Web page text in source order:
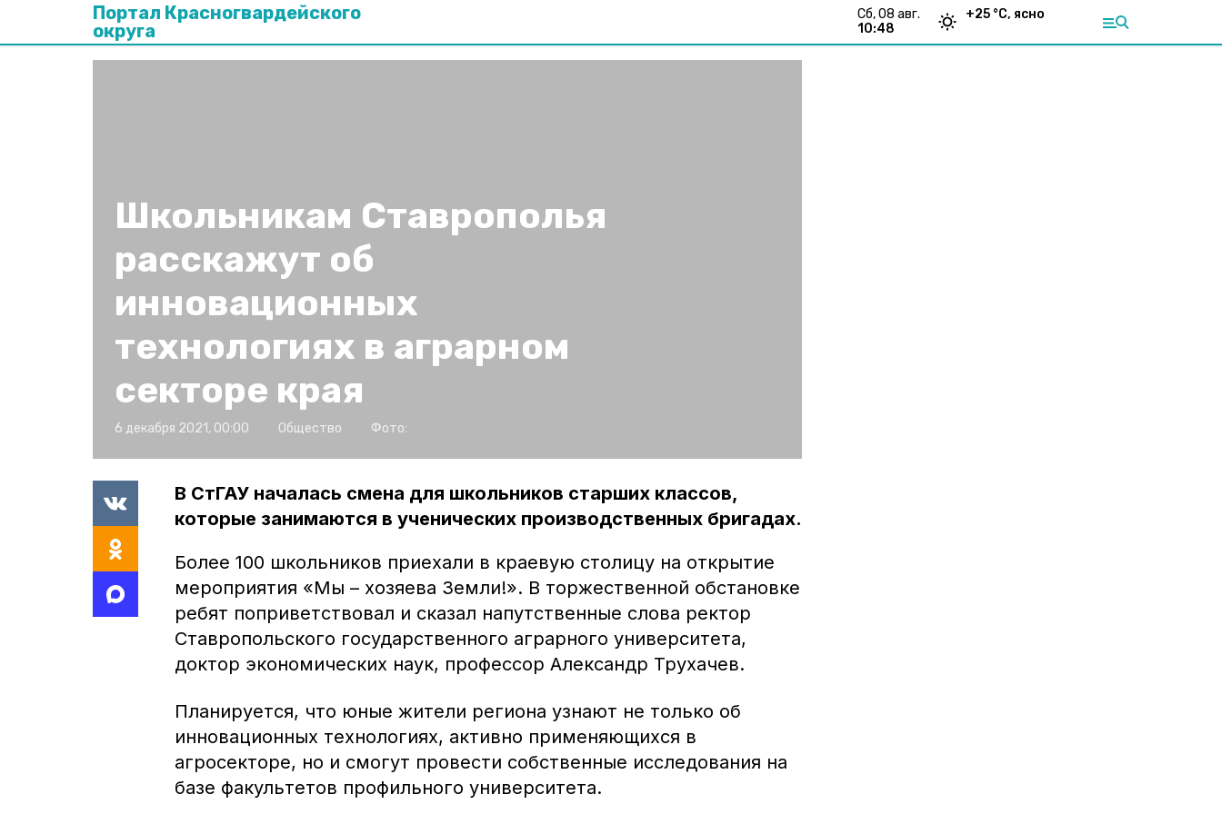
Портал Красногвардейского
округа
сб, 08 авг.
10:48
+25 °С, ясно
Школьникам Ставрополья
расскажут об
инновационных
технологиях в аграрном
секторе края
6 декабря 2021, 00:00 Общество Фото:
В СтГАУ началась смена для школьников старших классов,
которые занимаются в ученических производственных бригадах.
Более 100 школьников приехали в краевую столицу на открытие
мероприятия «Мы – хозяева Земли!». В торжественной обстановке
ребят поприветствовал и сказал напутственные слова ректор
Ставропольского государственного аграрного университета,
доктор экономических наук, профессор Александр Трухачев.
Планируется, что юные жители региона узнают не только об
инновационных технологиях, активно применяющихся в
агросекторе, но и смогут провести собственные исследования на
базе факультетов профильного университета.